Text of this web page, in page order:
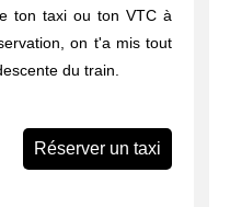
ton taxi ou ton VTC à
on t'a mis tout
du train.
Réserver un taxi